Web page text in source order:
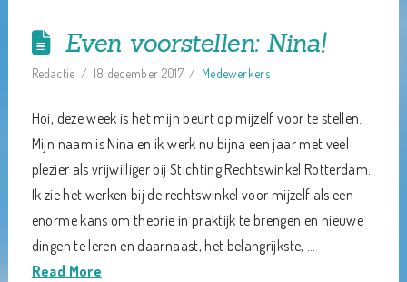
Even voorstellen: Nina!
Redactie 18 december 2017 Medewerkers
Hoi, deze week is het mijn beurt op mijzelf voor te stellen.
Mijn naam is Nina en ik werk nu bijna een jaar met veel
plezier als vrijwilliger bij Stichting Rechtswinkel Rotterdam.
Ik zie het werken bij de rechtswinkel voor mijzelf als een
enorme kans om theorie in praktijk te brengen en nieuwe
dingen te leren en daarnaast, het belangrijkste, …
Read More